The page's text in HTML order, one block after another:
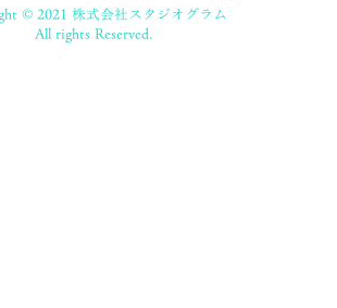
© 2021 株式会社スタジオグラム
All rights Reserved.